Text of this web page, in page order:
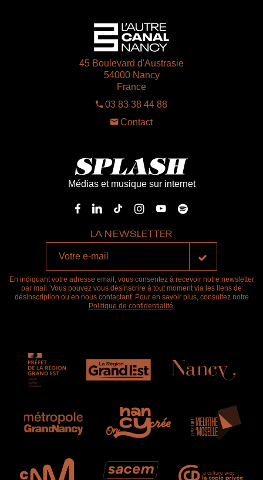
45 Boulevard d'Austrasie
54000 Nancy
France
03 83 38 44 88
Contact
Médias et musique sur internet
LA NEWSLETTER
En indiquant votre adresse email, vous consentez à recevoir notre newsletter
par mail. Vous pouvez vous désinscrire à tout moment via les liens de
désinscription ou en nous contactant. Pour en savoir plus, consultez notre
Politique de confidentialité